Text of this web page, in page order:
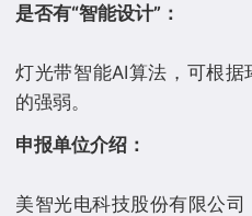
是否有“智能设计”：
灯光带智能AI算法，可根
申报单位介绍：
美智光电科技股份有限公